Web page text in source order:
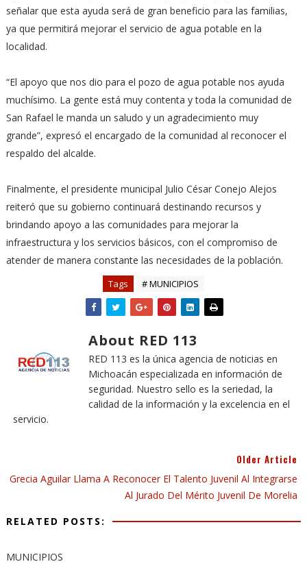
señalar que esta ayuda será de gran beneficio para las familias,
ya que permitirá mejorar el servicio de agua potable en la
localidad.
“El apoyo que nos dio para el pozo de agua potable nos ayuda
muchísimo. La gente está muy contenta y toda la comunidad de
San Rafael le manda un saludo y un agradecimiento muy
grande”, expresó el encargado de la comunidad al reconocer el
respaldo del alcalde.
Finalmente, el presidente municipal Julio César Conejo Alejos
reiteró que su gobierno continuará destinando recursos y
brindando apoyo a las comunidades para mejorar la
infraestructura y los servicios básicos, con el compromiso de
atender de manera constante las necesidades de la población.
Tags # MUNICIPIOS
About RED 113
RED 113 es la única agencia de noticias en
Michoacán especializada en información de
seguridad. Nuestro sello es la seriedad, la
calidad de la información y la excelencia en el
servicio.
Older Article
Grecia Aguilar Llama A Reconocer El Talento Juvenil Al Integrarse
Al Jurado Del Mérito Juvenil De Morelia
RELATED POSTS:
MUNICIPIOS